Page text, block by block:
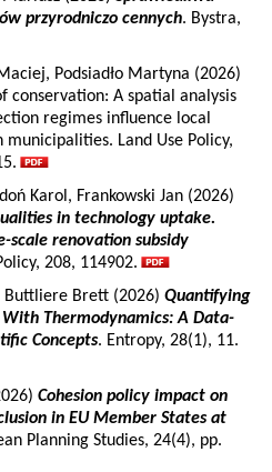
przyrodniczo cennych. Bystra,
Podsiadło Martyna (2026)
conservation: A spatial analysis
regimes influence local
Land Use Policy,
Karol, Frankowski Jan (2026)
in technology uptake.
scale renovation subsidy
208, 114902.
Buttliere Brett (2026) Quantifying
Thermodynamics: A Data-
Concepts. Entropy, 28(1), 11.
Cohesion policy impact on
in EU Member States at
Planning Studies, 24(4), pp.